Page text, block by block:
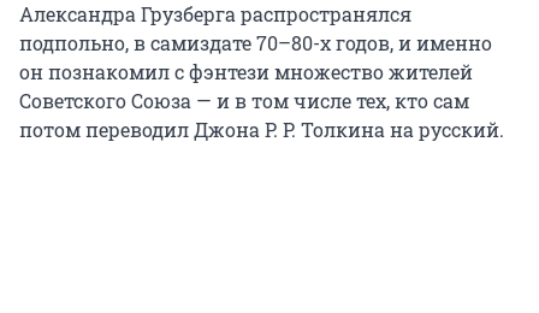
Александра Грузберга распространялся
подпольно, в самиздате 70–80-х годов, и именно
он познакомил с фэнтези множество жителей
Советского Союза — и в том числе тех, кто сам
потом переводил Джона Р. Р. Толкина на русский.